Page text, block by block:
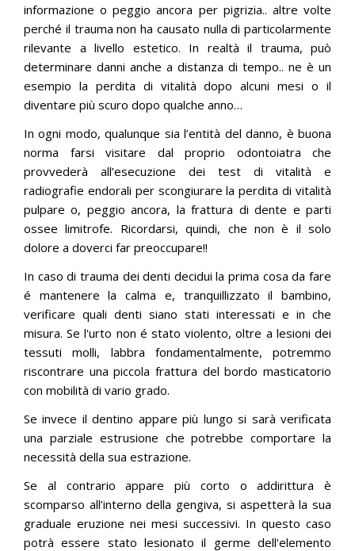
informazione o peggio ancora per pigrizia.. altre volte
perché il trauma non ha causato nulla di particolarmente
rilevante a livello estetico. In realtà il trauma, può
determinare danni anche a distanza di tempo.. ne è un
esempio la perdita di vitalità dopo alcuni mesi o il
diventare più scuro dopo qualche anno…
In ogni modo, qualunque sia l’entità del danno, è buona
norma farsi visitare dal proprio odontoiatra che
provvederà all’esecuzione dei test di vitalità e
radiografie endorali per scongiurare la perdita di vitalità
pulpare o, peggio ancora, la frattura di dente e parti
ossee limitrofe. Ricordarsi, quindi, che non è il solo
dolore a doverci far preoccupare!!
In caso di trauma dei denti decidui la prima cosa da fare
é mantenere la calma e, tranquillizzato il bambino,
verificare quali denti siano stati interessati e in che
misura. Se l'urto non é stato violento, oltre a lesioni dei
tessuti molli, labbra fondamentalmente, potremmo
riscontrare una piccola frattura del bordo masticatorio
con mobilità di vario grado.
Se invece il dentino appare più lungo si sarà verificata
una parziale estrusione che potrebbe comportare la
necessità della sua estrazione.
Se al contrario appare più corto o addirittura è
scomparso all’interno della gengiva, si aspetterà la sua
graduale eruzione nei mesi successivi. In questo caso
potrà essere stato lesionato il germe dell'elemento